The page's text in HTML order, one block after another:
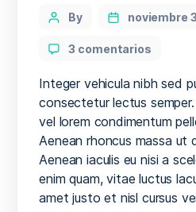
Categories
PostBy noviembre
3 comentarios
power
flow:
the
surfing
formula
Integer vehicula nibh sed
consectetur lectus semper.
vel lorem condimentum
Aenean rhoncus massa ut
Aenean iaculis eu nisi a
enim quam, vitae luctus
amet justo et nisl cursus